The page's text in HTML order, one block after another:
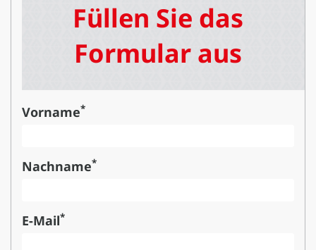
Füllen Sie das
Formular aus
Vorname*
Nachname*
E-Mail*